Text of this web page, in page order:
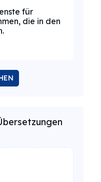
für
die in den